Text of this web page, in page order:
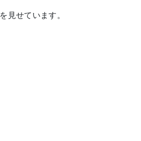
見せています。